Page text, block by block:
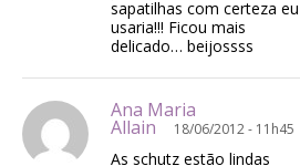
sapatilhas com certeza eu
usaria!!! Ficou mais
delicado… beijossss
Ana Maria
Allain 18/06/2012 - 11h45
As schutz estão lindas